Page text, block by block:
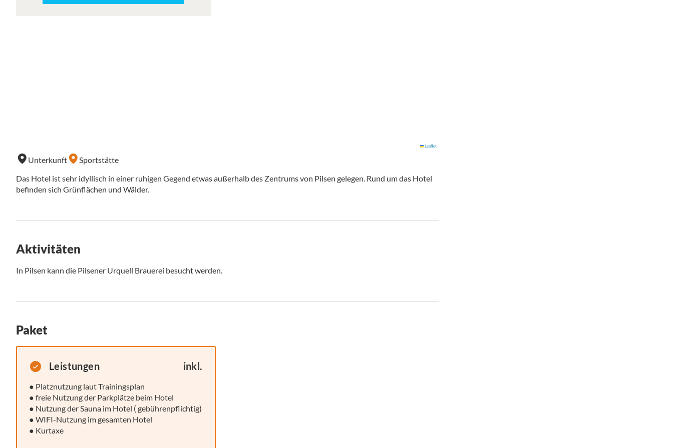
Leaflet
Unterkunft
Sportstätte
Das Hotel ist sehr idyllisch in einer ruhigen Gegend etwas außerhalb des Zentrums von Pilsen gelegen. Rund um das Hotel
befinden sich Grünflächen und Wälder.
Aktivitäten
In Pilsen kann die Pilsener Urquell Brauerei besucht werden.
Paket
Leistungen inkl.
● Platznutzung laut Trainingsplan
● freie Nutzung der Parkplätze beim Hotel
● Nutzung der Sauna im Hotel ( gebührenpflichtig)
● WIFI-Nutzung im gesamten Hotel
● Kurtaxe